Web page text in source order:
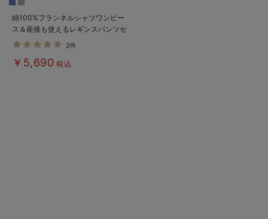
綿100%フランネルシャツワンピー
ス＆産後も使えるレギンスパンツセ
ット【出産後も長く使える】
2件
￥5,690 税込